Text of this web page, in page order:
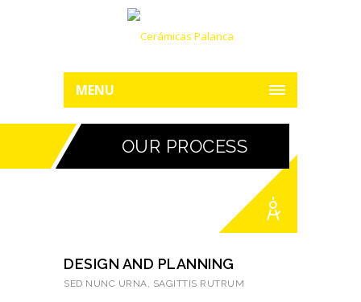
MENU
OUR PROCESS
DESIGN AND PLANNING
SED NUNC URNA, SAGITTIS RUTRUM